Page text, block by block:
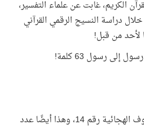
الكريم، غابت عن علماء التفسير،
دراسة النسيج الرقمي القرآني
لأحد من قبل!
رسول 63 كلمة!
الحرف ص ترتيبه في قائمة الحروف الهجائية رقم 14، وهذا أيضًا عدد